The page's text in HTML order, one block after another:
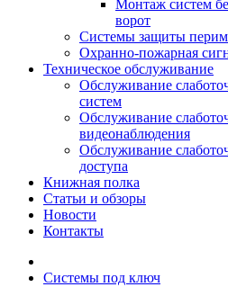
Монтаж систем
ворот
Системы защиты
Охранно-пожарная
Техническое обслуживание
Обслуживание
систем
Обслуживание
видеонаблюдения
Обслуживание
доступа
Книжная полка
Статьи и обзоры
Новости
Контакты
Системы под ключ